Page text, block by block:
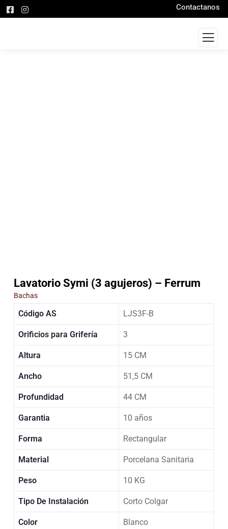
Contactanos
Lavatorio Symi (3 agujeros) – Ferrum
Bachas
Código AS LJS3F-B
Orificios para Grifería 3
Altura 15 CM
Ancho 51,5 CM
Profundidad 44 CM
Garantia 10 años
Forma Rectangular
Material Porcelana Sanitaria
Peso 10 KG
Tipo De Instalación Corto Colgar
Color Blanco